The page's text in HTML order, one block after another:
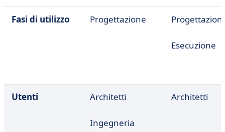
Fasi di utilizzo Progettazione
Esecuzione
Utenti Architetti
Ingegneria
Architetti